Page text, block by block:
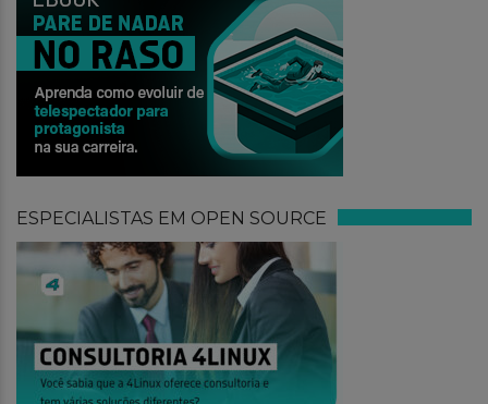
ESPECIALISTAS EM OPEN SOURCE